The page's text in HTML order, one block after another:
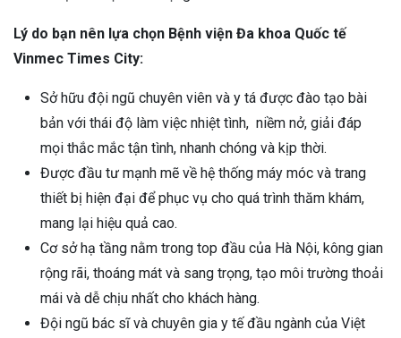
Lý do bạn nên lựa chọn Bệnh viện Đa khoa Quốc tế
Vinmec Times City:
Sở hữu đội ngũ chuyên viên và y tá được đào tạo bài
bản với thái độ làm việc nhiệt tình, niềm nở, giải đáp
mọi thắc mắc tận tình, nhanh chóng và kịp thời.
Được đầu tư mạnh mẽ về hệ thống máy móc và trang
thiết bị hiện đại để phục vụ cho quá trình thăm khám,
mang lại hiệu quả cao.
Cơ sở hạ tầng nằm trong top đầu của Hà Nội, kông gian
rộng rãi, thoáng mát và sang trọng, tạo môi trường thoải
mái và dễ chịu nhất cho khách hàng.
Đội ngũ bác sĩ và chuyên gia y tế đầu ngành của Việt